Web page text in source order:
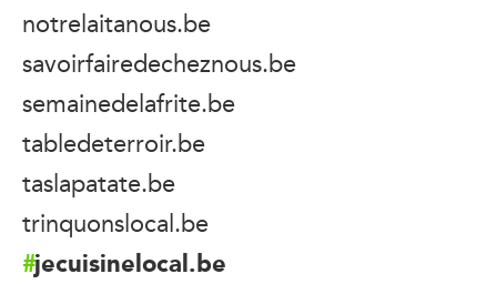
notrelaitanous.be
savoirfairedecheznous.be
semainedelafrite.be
tabledeterroir.be
taslapatate.be
trinquonslocal.be
jecuisinelocal.be